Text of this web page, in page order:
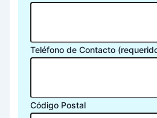
Teléfono de Contacto
Código Postal